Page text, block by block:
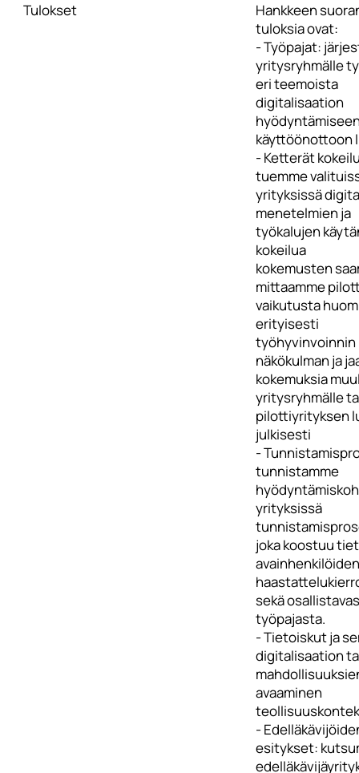
Tulokset
Hankkeen
tuloksia ovat:
- Työpajat:
yritysryhmälle
eri teemoista
digitalisaation
käyttöönottoon
- Ketterät
tuemme
yrityksissä
menetelmien ja
työkalujen
kokeilua
kokemusten
mittaamme
vaikutusta
erityisesti
työhyvinvoinnin
näkökulman ja
kokemuksia
yritysryhmälle
pilottiyrityksen
julkisesti
-
tunnistamme
yrityksissä
joka koostuu
avainhenkilöiden
sekä
työpajasta.
- Tietoiskut ja
digitalisaation
avaaminen
-
esitykset: